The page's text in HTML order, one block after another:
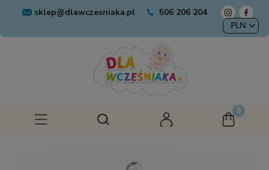
sklep@dlawczesniaka.pl 506 206 204